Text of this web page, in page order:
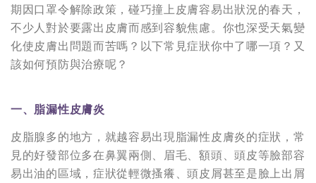
期因口罩令解除政策，碰巧撞上皮膚容易出狀況的春天，
不少人對於要露出皮膚而感到容貌焦慮。你也深受天氣變
化使皮膚出問題而苦嗎？以下常見症狀你中了哪一項？又
該如何預防與治療呢？
一、脂漏性皮膚炎
皮脂腺多的地方，就越容易出現脂漏性皮膚炎的症狀，常
見的好發部位多在鼻翼兩側、眉毛、額頭、頭皮等臉部容
易出油的區域，症狀從輕微搔癢、頭皮屑甚至是臉上出屑